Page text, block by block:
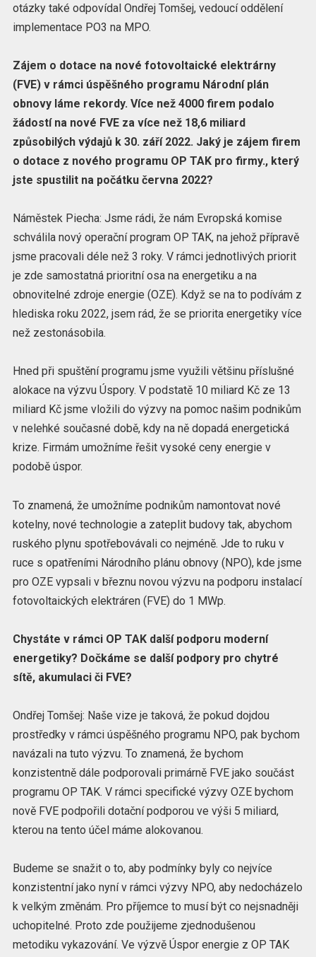
otázky také odpovídal Ondřej Tomšej, vedoucí oddělení
implementace PO3 na MPO.
Zájem o dotace na nové fotovoltaické elektrárny
(FVE) v rámci úspěšného programu Národní plán
obnovy láme rekordy. Více než 4000 firem podalo
žádostí na nové FVE za více než 18,6 miliard
způsobilých výdajů k 30. září 2022. Jaký je zájem firem
o dotace z nového programu OP TAK pro firmy., který
jste spustilit na počátku června 2022?
Náměstek Piecha: Jsme rádi, že nám Evropská komise
schválila nový operační program OP TAK, na jehož přípravě
jsme pracovali déle než 3 roky. V rámci jednotlivých priorit
je zde samostatná prioritní osa na energetiku a na
obnovitelné zdroje energie (OZE). Když se na to podívám z
hlediska roku 2022, jsem rád, že se priorita energetiky více
než zestonásobila.
Hned při spuštění programu jsme využili většinu příslušné
alokace na výzvu Úspory. V podstatě 10 miliard Kč ze 13
miliard Kč jsme vložili do výzvy na pomoc našim podnikům
v nelehké současné době, kdy na ně dopadá energetická
krize. Firmám umožníme řešit vysoké ceny energie v
podobě úspor.
To znamená, že umožníme podnikům namontovat nové
kotelny, nové technologie a zateplit budovy tak, abychom
ruského plynu spotřebovávali co nejméně. Jde to ruku v
ruce s opatřeními Národního plánu obnovy (NPO), kde jsme
pro OZE vypsali v březnu novou výzvu na podporu instalací
fotovoltaických elektráren (FVE) do 1 MWp.
Chystáte v rámci OP TAK další podporu moderní
energetiky? Dočkáme se další podpory pro chytré
sítě, akumulaci či FVE?
Ondřej Tomšej: Naše vize je taková, že pokud dojdou
prostředky v rámci úspěšného programu NPO, pak bychom
navázali na tuto výzvu. To znamená, že bychom
konzistentně dále podporovali primárně FVE jako součást
programu OP TAK. V rámci specifické výzvy OZE bychom
nově FVE podpořili dotační podporou ve výši 5 miliard,
kterou na tento účel máme alokovanou.
Budeme se snažit o to, aby podmínky byly co nejvíce
konzistentní jako nyní v rámci výzvy NPO, aby nedocházelo
k velkým změnám. Pro příjemce to musí být co nejsnadněji
uchopitelné. Proto zde použijeme zjednodušenou
metodiku vykazování. Ve výzvě Úspor energie z OP TAK